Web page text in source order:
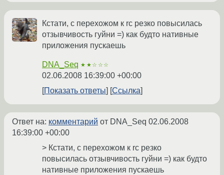
Кстати, с перехожом к rc резко повысилась
отзывчивость гуйни =) как будто нативные
приложения пускаешь
DNA_Seq ★★☆☆☆
02.06.2008 16:39:00 +00:00
Показать ответы
Ссылка
Ответ на: комментарий от DNA_Seq 02.06.2008
16:39:00 +00:00
> Кстати, с перехожом к rc резко
повысилась отзывчивость гуйни =) как будто
нативные приложения пускаешь